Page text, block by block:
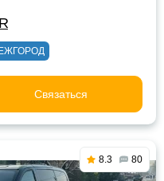
Связаться
8.3 80